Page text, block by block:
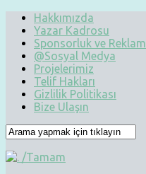
Hakkımızda
Yazar Kadrosu
Sponsorluk ve Reklam
@Sosyal Medya
Projelerimiz
Telif Hakları
Gizlilik Politikası
Bize Ulaşın